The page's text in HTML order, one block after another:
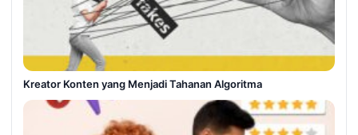
Kreator Konten yang Menjadi Tahanan Algoritma